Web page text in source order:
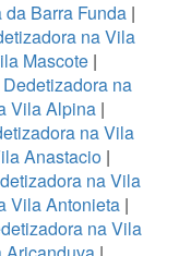
Barra Funda |
na Vila
Mascote |
Dedetizadora na
Vila Alpina |
na Vila
Anastacio |
na Vila
Vila Antonieta |
na Vila